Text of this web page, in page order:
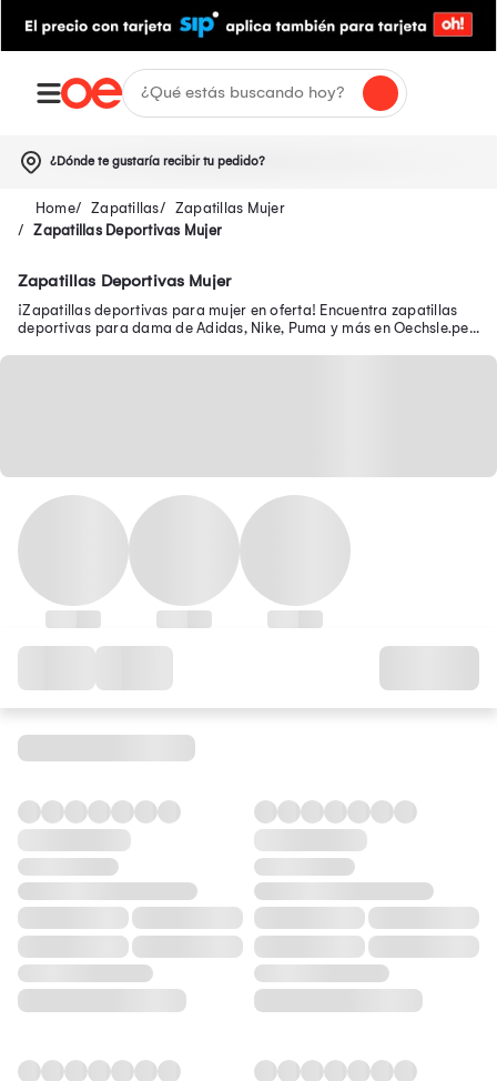
¿Dónde te gustaría recibir tu pedido?
Zapatillas
Zapatillas Mujer
Zapatillas Deportivas Mujer
Zapatillas Deportivas Mujer
¡Zapatillas deportivas para mujer en oferta! Encuentra zapatillas
deportivas para dama de Adidas, Nike, Puma y más en Oechsle.pe.